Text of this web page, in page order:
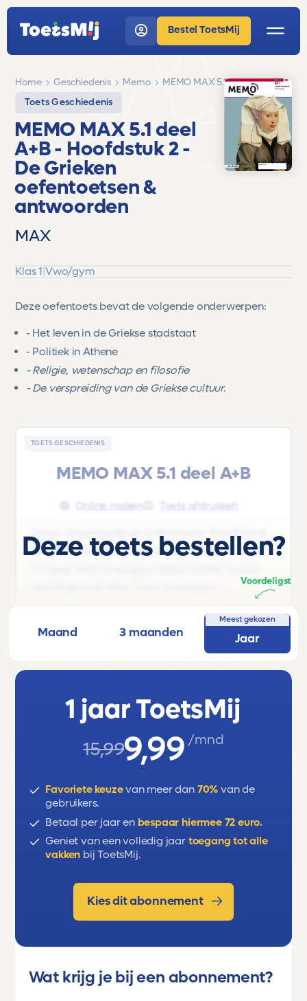
Bestel ToetsMij
Home Geschiedenis Memo
MEMO MAX 5.1 deel A+B
Toets Geschiedenis
MEMO MAX 5.1 deel
A+B- Hoofdstuk 2 -
De Grieken
oefentoetsen &
antwoorden
MAX
Klas 1|Vwo/gym
Deze oefentoets bevat de volgende onderwerpen:
- Het leven in de Griekse stadstaat
- Politiek in Athene
- Religie, wetenschap en filosofie
- De verspreiding van de Griekse cultuur.
TOETS GESCHIEDENIS
MEMO MAX 5.1 deel A+B
Online maken Toets afdrukken
Deze Geschiedenis oefentoets 'Hoofdstuk
2 - De Grieken' uit het lesboek 'MEMO MAX
Deze oefentoets bevat de volgende
onderwerpen:
- Religie, wetenschap en filosofie
- De verspreiding van de Griekse cultuur.
Deze toets bestellen?
Maand 3 maanden
Meest gekozen
Jaar
Voordeligst
1 jaar ToetsMij
15,999,99 /mnd
Favoriete keuzevan meer dan 70% van de
gebruikers.
Betaal per jaar en bespaar hiermee 72 euro.
Geniet van een volledig jaar toegang tot alle
vakken bij ToetsMij.
Kies dit abonnement
Wat krijg je bij een abonnement?